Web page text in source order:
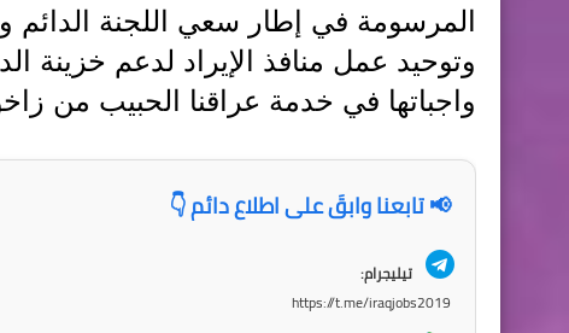
المرسومة في إطار سعي اللجنة الدائم
وتوحيد عمل منافذ الإيراد لدعم خزينة
واجباتها في خدمة عراقنا الحبيب من
📢 تابعنا وابقَ على اطلاع دائم 👇
تيليجرام:
https://t.me/iraqjobs2019